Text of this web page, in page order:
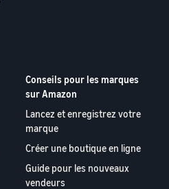
Conseils pour les marques
sur Amazon
Lancez et enregistrez votre
marque
Créer une boutique en ligne
Guide pour les nouveaux
vendeurs